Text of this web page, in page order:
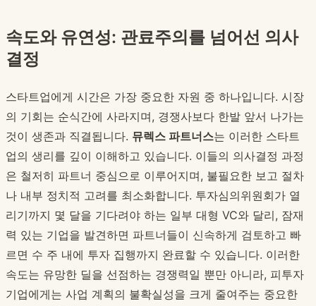
속도와 유연성: 관료주의를 넘어선 의사
결정
스타트업에게 시간은 가장 중요한 자원 중 하나입니다. 시장
의 기회는 순식간에 사라지며, 경쟁사보다 한발 앞서 나가는
것이 생존과 직결됩니다. 뮤렉스 파트너스는 이러한 스타트
업의 생리를 깊이 이해하고 있습니다. 이들의 의사결정 과정
은 철저히 파트너 중심으로 이루어지며, 불필요한 보고 절차
나 내부 정치적 고려를 최소화합니다. 투자심의위원회가 열
리기까지 몇 달을 기다려야 하는 일부 대형 VC와 달리, 잠재
력 있는 기업을 발견하면 파트너들이 신속하게 검토하고 빠
르면 수 주 내에 투자 집행까지 완료할 수 있습니다. 이러한
속도는 유망한 딜을 선점하는 경쟁력일 뿐만 아니라, 피투자
기업에게는 사업 계획의 불확실성을 크게 줄여주는 중요한